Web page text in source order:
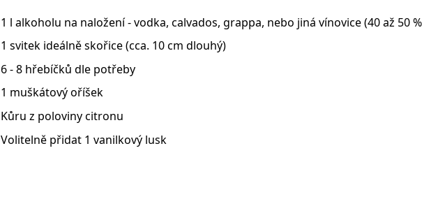
1 l alkoholu na naložení - vodka, calvados, grappa, nebo jiná vínovice (40 až 50
1 svitek ideálně skořice (cca. 10 cm dlouhý)
6 - 8 hřebíčků dle potřeby
1 muškátový oříšek
Kůru z poloviny citronu
Volitelně přidat 1 vanilkový lusk